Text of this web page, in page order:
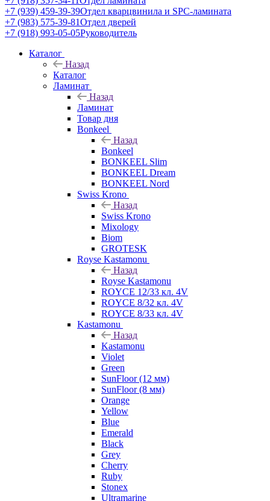
+7 (939) 459-39-39Отдел кварцвинила и SPC-ламината
+7 (983) 575-39-81Отдел дверей
+7 (918) 993-05-05Руководитель
Каталог
Назад
Каталог
Ламинат
Назад
Ламинат
Товар дня
Bonkeel
Назад
Bonkeel
BONKEEL Slim
BONKEEL Dream
BONKEEL Nord
Swiss Krono
Назад
Swiss Krono
Mixology
Biom
GROTESK
Royse Kastamonu
Назад
Royse Kastamonu
ROYCE 12/33 кл. 4V
ROYCE 8/32 кл. 4V
ROYCE 8/33 кл. 4V
Kastamonu
Назад
Kastamonu
Violet
Green
SunFloor (12 мм)
SunFloor (8 мм)
Orange
Yellow
Blue
Emerald
Black
Grey
Cherry
Ruby
Stonex
Ultramarine